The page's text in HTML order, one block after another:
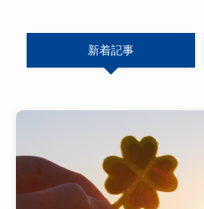
新着記事